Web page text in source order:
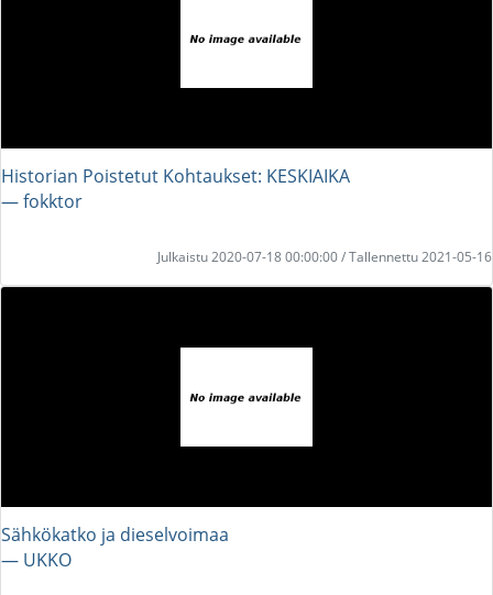
Historian Poistetut Kohtaukset: KESKIAIKA
― fokktor
Julkaistu 2020-07-18 00:00:00 / Tallennettu 2021-05-16
Sähkökatko ja dieselvoimaa
― UKKO